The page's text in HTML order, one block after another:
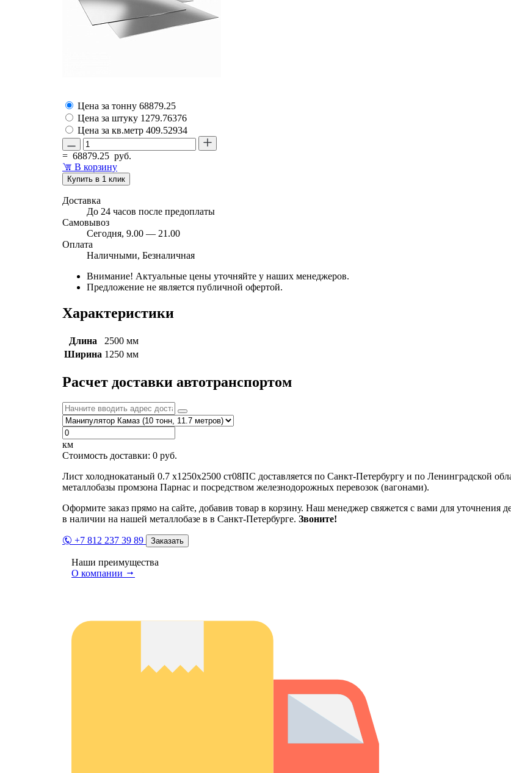
Цена за тонну 68879.25
Цена за штуку 1279.76376
Цена за кв.метр 409.52934
= 68879.25 руб.
В корзину
Купить в 1 клик
Доставка
До 24 часов после предоплаты
Самовывоз
Сегодня, 9.00 — 21.00
Оплата
Наличными, Безналичная
Внимание! Актуальные цены уточняйте у наших менеджеров.
Предложение не является публичной офертой.
Характеристики
Длина
2500 мм
Ширина 1250 мм
Расчет доставки автотранспортом
км
Стоимость доставки: 0 руб.
Лист холоднокатаный 0.7 х1250х2500 ст08ПС доставляется по Санкт-Петербургу и по Ленинградской
металлобазы промзона Парнас и посредством железнодорожных перевозок (вагонами).
Оформите заказ прямо на сайте, добавив товар в корзину. Наш менеджер свяжется с вами для уточнения
в наличии на нашей металлобазе в в Санкт-Петербурге. Звоните!
+7 812 237 39 89 Заказать
Наши преимущества
О компании